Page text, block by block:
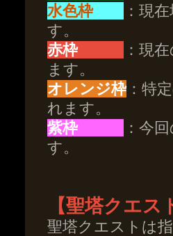
水色枠
：現
す。
赤枠
：現
ます。
オレンジ枠：特
れます。
紫枠
：今
す。
【聖塔クエス
聖塔クエストは